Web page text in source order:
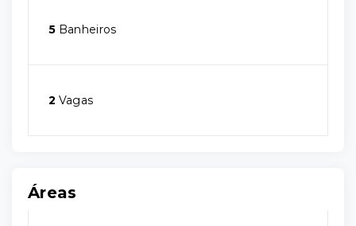
5 Banheiros
2 Vagas
Áreas